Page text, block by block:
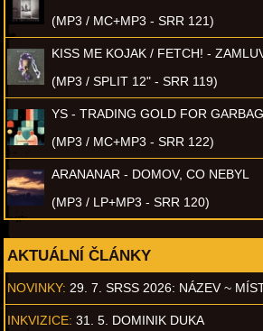
(MP3 / MC+MP3 - SRR 121)
KISS ME KOJAK / FETCH! -
(MP3 / SPLIT 12" - SRR 119)
YS - TRADING GOLD FOR
(MP3 / MC+MP3 - SRR 122)
ARANANAR - DOMOV, CO NEBYL
(MP3 / LP+MP3 - SRR 120)
AKTUÁLNÍ ČLÁNKY
NOVINKY: 29. 7. SRSS 2026: NÁZEV ~
INKVIZICE: 31. 5. DOMINIK DUKA